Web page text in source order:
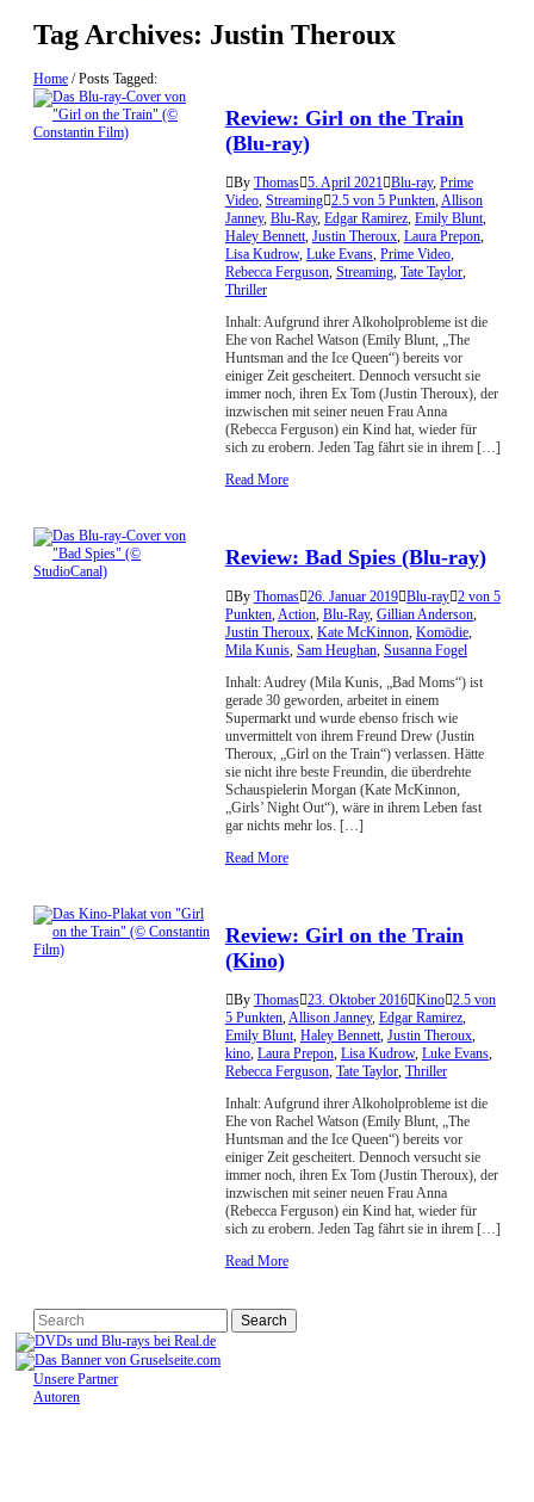
Tag Archives: Justin Theroux
Home /Posts Tagged:
Review: Girl on the Train
(Blu-ray)
By Thomas 5. April 2021 Blu-ray, Prime
Video, Streaming 2.5 von 5 Punkten,Allison
Janney, Blu-Ray, Edgar Ramirez, Emily Blunt,
Haley Bennett, Justin Theroux, Laura Prepon,
Lisa Kudrow, Luke Evans, Prime Video,
Rebecca Ferguson, Streaming, Tate Taylor,
Thriller
Inhalt: Aufgrund ihrer Alkoholprobleme ist die
Ehe von Rachel Watson (Emily Blunt, „The
Huntsman and the Ice Queen“) bereits vor
einiger Zeit gescheitert. Dennoch versucht sie
immer noch, ihren Ex Tom (Justin Theroux), der
inzwischen mit seiner neuen Frau Anna
(Rebecca Ferguson) ein Kind hat, wieder für
sich zu erobern. Jeden Tag fährt sie in ihrem […]
Read More
Review: Bad Spies (Blu-ray)
By Thomas 26. Januar 2019 Blu-ray 2 von 5
Punkten,Action, Blu-Ray, Gillian Anderson,
Justin Theroux, Kate McKinnon, Komödie,
Mila Kunis, Sam Heughan, Susanna Fogel
Inhalt: Audrey (Mila Kunis, „Bad Moms“) ist
gerade 30 geworden, arbeitet in einem
Supermarkt und wurde ebenso frisch wie
unvermittelt von ihrem Freund Drew (Justin
Theroux, „Girl on the Train“) verlassen. Hätte
sie nicht ihre beste Freundin, die überdrehte
Schauspielerin Morgan (Kate McKinnon,
„Girls’ Night Out“), wäre in ihrem Leben fast
gar nichts mehr los. […]
Read More
Review: Girl on the Train
(Kino)
By Thomas 23. Oktober 2016 Kino 2.5 von
5 Punkten, Allison Janney, Edgar Ramirez,
Emily Blunt, Haley Bennett, Justin Theroux,
kino, Laura Prepon, Lisa Kudrow, Luke Evans,
Rebecca Ferguson, Tate Taylor, Thriller
Inhalt: Aufgrund ihrer Alkoholprobleme ist die
Ehe von Rachel Watson (Emily Blunt, „The
Huntsman and the Ice Queen“) bereits vor
einiger Zeit gescheitert. Dennoch versucht sie
immer noch, ihren Ex Tom (Justin Theroux), der
inzwischen mit seiner neuen Frau Anna
(Rebecca Ferguson) ein Kind hat, wieder für
sich zu erobern. Jeden Tag fährt sie in ihrem […]
Read More
Unsere Partner
Autoren